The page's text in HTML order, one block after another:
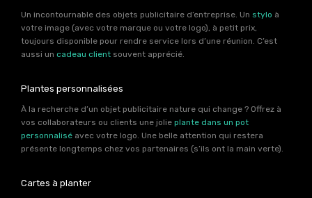
Un incontournable des objets publicitaire d’entreprise. Un stylo à
votre image (avec votre marque ou votre logo), à petit prix,
toujours disponible pour rendre service lors d’une réunion. C’est
aussi un cadeau client souvent apprécié.
Plantes personnalisées
À la recherche d’un objet publicitaire nature qui change ? Offrez à
vos collaborateurs ou clients une jolie plante dans un pot
personnalisé avec votre logo. Une belle attention qui restera
présente longtemps chez vos partenaires (s’ils ont la main verte).
Cartes à planter